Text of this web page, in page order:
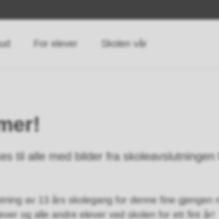
For elever Skolen vår
til alle med bilder fra skoleavslutningen
av 13 års skolegang for denne fine gjengen
og alle andre elever ved skolen for ett fint år!